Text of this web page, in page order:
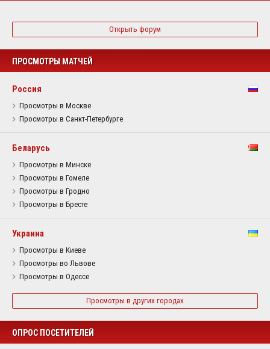
Открыть форум
ПРОСМОТРЫ МАТЧЕЙ
Россия
Просмотры в Москве
Просмотры в Санкт-Петербурге
Беларусь
Просмотры в Минске
Просмотры в Гомеле
Просмотры в Гродно
Просмотры в Бресте
Украина
Просмотры в Киеве
Просмотры во Львове
Просмотры в Одессе
Просмотры в других городах
ОПРОС ПОСЕТИТЕЛЕЙ